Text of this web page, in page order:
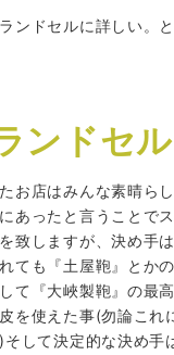
ンドセルに詳しい。
ンドセル
お店はみんな素晴ら
あったと言うことで
致しますが、決め手
ても『土屋鞄』とか
て『大峽製鞄』の最
を使えた事(勿論こ
して決定的な決め